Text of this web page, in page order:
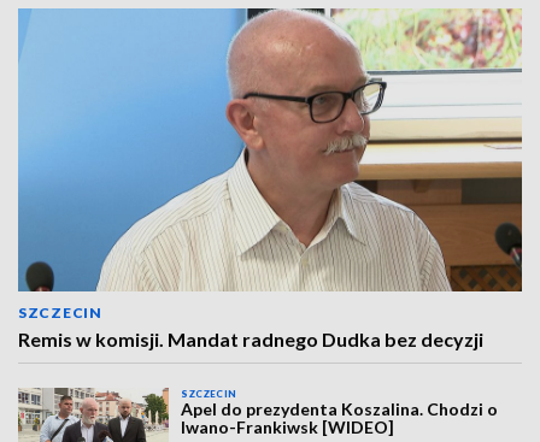
SZCZECIN
Remis w komisji. Mandat radnego Dudka bez decyzji
SZCZECIN
Apel do prezydenta Koszalina. Chodzi o
Iwano-Frankiwsk [WIDEO]